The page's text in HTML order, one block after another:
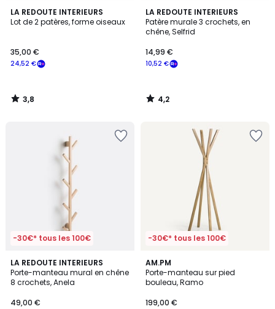
LA REDOUTE INTERIEURS
Lot de 2 patères, forme oiseaux
24,52 €
35,00 €
3,8
/ 5
3,8
/
LA REDOUTE INTERIEURS
Patère murale 3 crochets, en
chêne, Selfrid
10,52 €
14,99 €
4,2
/ 5
4,2
/
-30€* tous les 100€
LA REDOUTE INTERIEURS
Porte-manteau mural en chêne
8 crochets, Anela
49,00 €
3,2
/ 5
-30€* tous les 100€
AM.PM
Porte-manteau sur pied
bouleau, Ramo
199,00 €
4,2
/ 5